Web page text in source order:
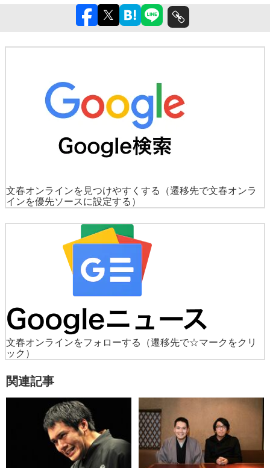
文春オンラインを見つけやすくする
（遷移先で文春オンラ
インを優先ソースに設定する）
文春オンラインをフォローする
（遷移先で☆マークをクリ
ック）
関連記事